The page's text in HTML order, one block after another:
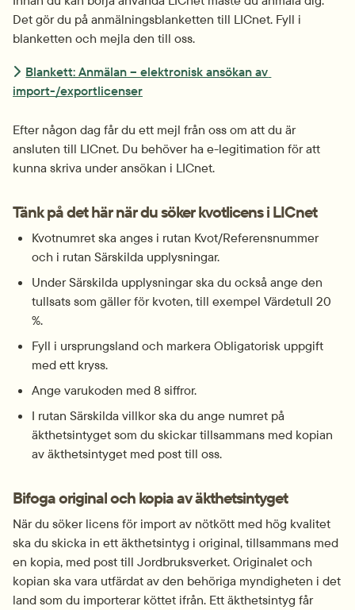
Det gör du på anmälningsblanketten till LICnet. Fyll i
blanketten och mejla den till oss.
Blankett: Anmälan – elektronisk ansökan av
import-/exportlicenser
Efter någon dag får du ett mejl från oss om att du är
ansluten till LICnet. Du behöver ha e-legitimation för att
kunna skriva under ansökan i LICnet.
Tänk på det här när du söker kvotlicens i LICnet
Kvotnumret ska anges i rutan Kvot/Referensnummer
och i rutan Särskilda upplysningar.
Under Särskilda upplysningar ska du också ange den
tullsats som gäller för kvoten, till exempel Värdetull 20
%.
Fyll i ursprungsland och markera Obligatorisk uppgift
med ett kryss.
Ange varukoden med 8 siffror.
I rutan Särskilda villkor ska du ange numret på
äkthetsintyget som du skickar tillsammans med kopian
av äkthetsintyget med post till oss.
Bifoga original och kopia av äkthetsintyget
När du söker licens för import av nötkött med hög kvalitet
ska du skicka in ett äkthetsintyg i original, tillsammans med
en kopia, med post till Jordbruksverket. Originalet och
kopian ska vara utfärdat av den behöriga myndigheten i det
land som du importerar köttet ifrån. Ett äkthetsintyg får